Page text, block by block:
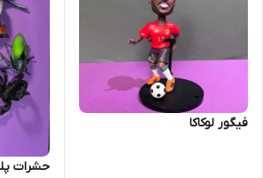
فیگور لوکاکا